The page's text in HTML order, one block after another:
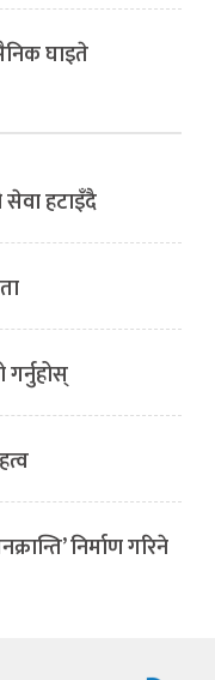
घाइते
हटाइँदै
निर्माण गरिने